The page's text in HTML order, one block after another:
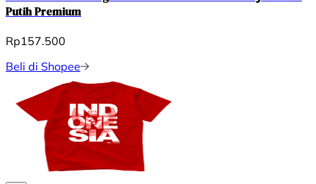
Putih Premium
Rp157.500
Beli di Shopee